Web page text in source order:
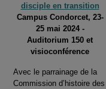
disciple en transition
Campus Condorcet, 23-
25 mai 2024 -
Auditorium 150 et
visioconférence
Avec le parrainage de la
Commission d’histoire des